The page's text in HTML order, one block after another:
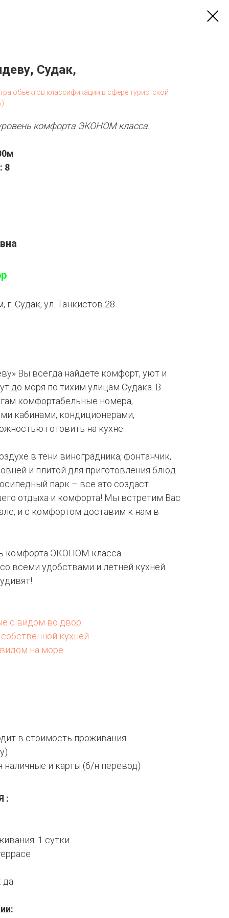
Судак,
объектов классификации в сфере туристской
комфорта ЭКОНОМ класса.
8
Судак, ул. Танкистов 28
Вы всегда найдете комфорт, уют и
до моря по тихим улицам Судака. В
комфортабельные номера,
кабинами, кондиционерами,
готовить на кухне.
в тени виноградника, фонтанчик,
и плитой для приготовления блюд
парк – все это создаст
отдыха и комфорта! Мы встретим Вас
и с комфортом доставим к нам в
комфорта ЭКОНОМ класса –
всеми удобствами и летней кухней.
с видом во двор
кухней
на море
в стоимость проживания
наличные и карты (б/н перевод)
:
1 сутки
да